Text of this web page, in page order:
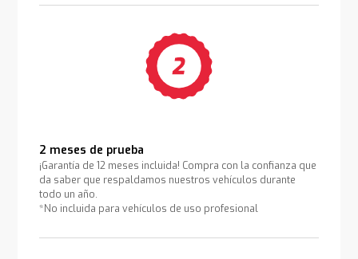
2 meses de prueba
¡Garantía de 12 meses incluida! Compra con la confianza que
da saber que respaldamos nuestros vehículos durante
todo un año.
*No incluida para vehículos de uso profesional